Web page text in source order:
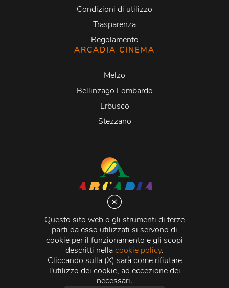
Questo sito web o gli strumenti di terze
parti da esso utilizzati si servono di
cookie per il funzionamento e gli scopi
descritti nellacookie policy.
Cliccando sulla (X) sarà come rifiutare
l'utilizzo dei cookie, ad eccezione dei
necessari.
Condizioni di utilizzo
Trasparenza
Regolamento
ARCADIA CINEMA
Melzo
Bellinzago Lombardo
Erbusco
Stezzano
Via Martiri della Libertà 20066 Melzo (MI)
C.C.I.A.A. - R.E.A di Milano n. 1427910
Registro delle Imprese di Milano n. 338392 -
Fiscale e Partita Iva11015840157 | Capitale Sociale
500.000,00 i.v.
Credits:Crea Informatica S.r.l. 2026 © Tutti i diritti
riservati.